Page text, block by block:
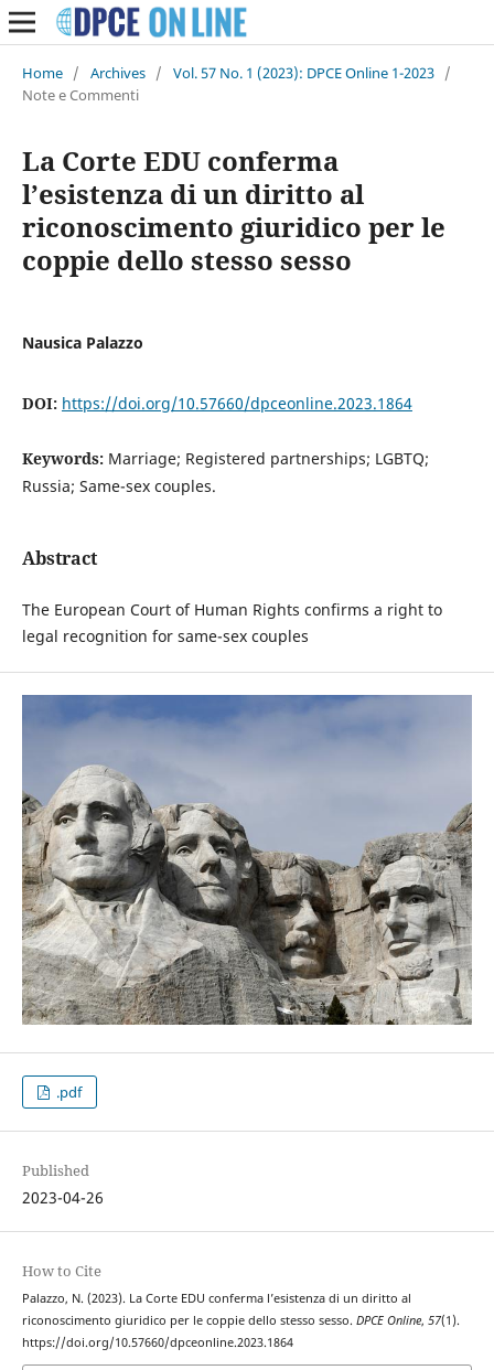
Home / Archives / Vol. 57 No. 1 (2023): DPCE Online 1-2023 /
Note e Commenti
La Corte EDU conferma
l’esistenza di un diritto al
riconoscimento giuridico per le
coppie dello stesso sesso
Nausica Palazzo
DOI: https://doi.org/10.57660/dpceonline.2023.1864
Keywords: Marriage; Registered partnerships; LGBTQ;
Russia; Same-sex couples.
Abstract
The European Court of Human Rights confirms a right to
legal recognition for same-sex couples
.pdf
Published
2023-04-26
How to Cite
Palazzo, N. (2023). La Corte EDU conferma l’esistenza di un diritto al
riconoscimento giuridico per le coppie dello stesso sesso. DPCE Online, 57(1).
https://doi.org/10.57660/dpceonline.2023.1864